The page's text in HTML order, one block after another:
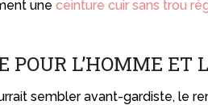
une ceinture cuir sans trou
POUR L’HOMME ET
sembler avant-gardiste, le